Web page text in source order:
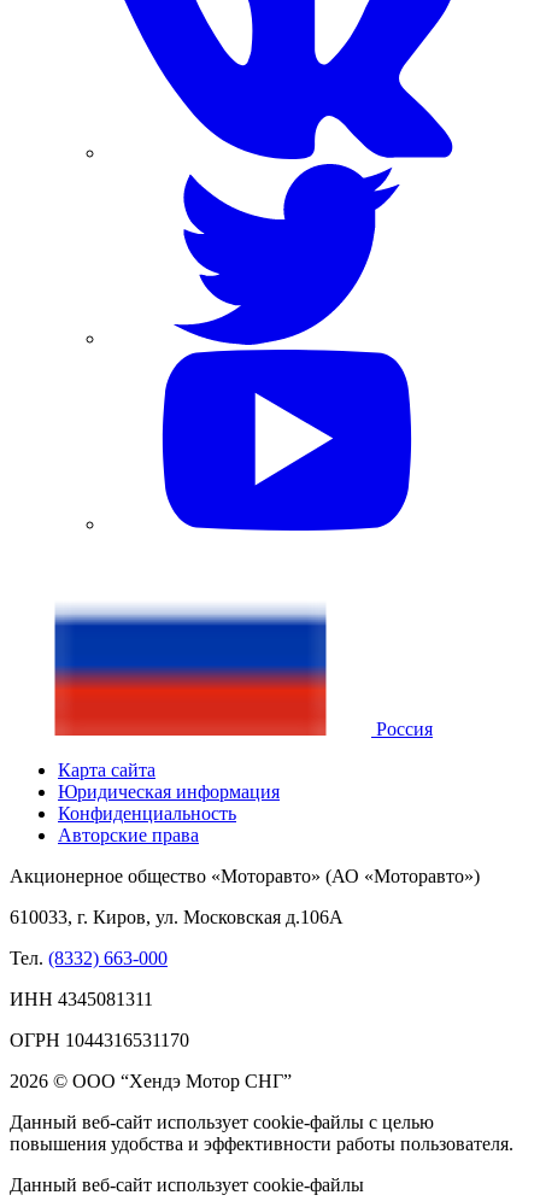
Россия
Карта сайта
Юридическая информация
Конфиденциальность
Авторские права
Акционерное общество «Моторавто» (АО «Моторавто»)
610033, г. Киров, ул. Московская д.106А
Тел. (8332) 663-000
ИНН 4345081311
ОГРН 1044316531170
2026 © ООО “Хендэ Мотор СНГ”
Данный веб-сайт использует cookie-файлы с целью
повышения удобства и эффективности работы пользователя.
Данный веб-сайт использует cookie-файлы